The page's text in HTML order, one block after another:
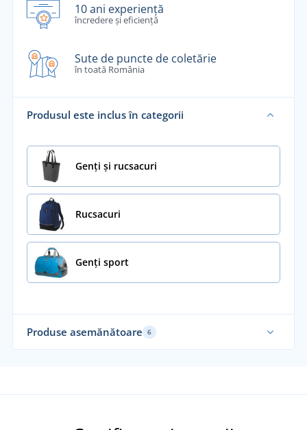
10 ani experiență
încredere și eficiență
Sute de puncte de coletărie
în toată România
Produsul este inclus în categorii
Genți și rucsacuri
Rucsacuri
Genți sport
Produse asemănătoare 6